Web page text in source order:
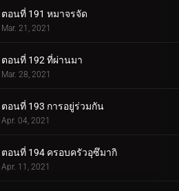
ตอนที่ 191 หมาจรจัด
Mar. 21, 2021
ตอนที่ 192 ที่ผ่านมา
Mar. 28, 2021
ตอนที่ 193 การอยู่ร่วมกัน
Apr. 04, 2021
ตอนที่ 194 ครอบครัวอุซึมากิ
Apr. 11, 2021